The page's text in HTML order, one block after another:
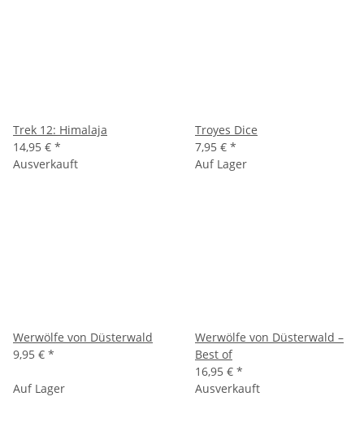
Trek 12: Himalaja
14,95 € *
Troyes Dice
7,95 € *
Ausverkauft
Werwölfe von Düsterwald
9,95 € *
Auf Lager
Werwölfe von Düsterwald –
Best of
16,95 € *
Auf Lager
Ausverkauft